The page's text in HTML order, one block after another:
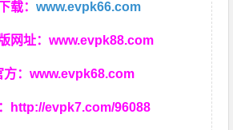
载：www.evpk66.com
网址：www.evpk88.com
方：www.evpk68.com
http://evpk7.com/96088